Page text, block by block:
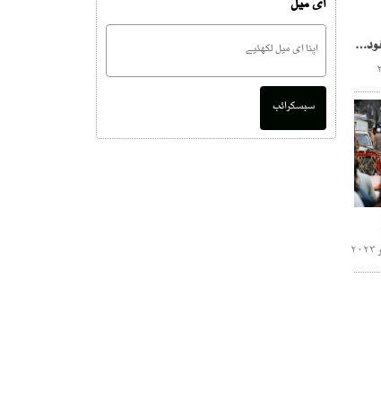
ڈونلڈ ٹرمپ کی للکار کا جواب خودانحصاری سے دیا جاسکتا ہے،زبیر طفیل
سبسکرائب